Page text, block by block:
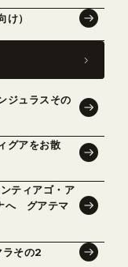
け）
ジュラスその
グアをお散
ティアゴ・ア
へ グアテマ
その2